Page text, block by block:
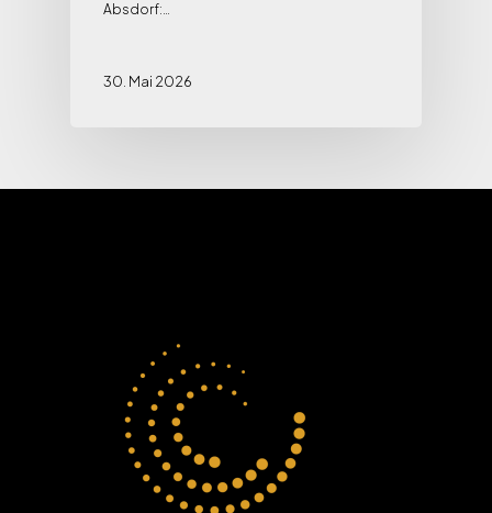
Absdorf:…
30. Mai 2026